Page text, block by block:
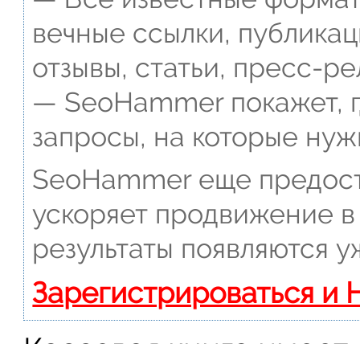
вечные ссылки,
отзывы, статьи, пресс-
— SeoHammer покажет,
запросы, на которые
SeoHammer еще
ускоряет продвижение
результаты появляются
Зарегистрироваться и